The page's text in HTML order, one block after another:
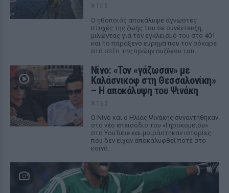
ΧΤΕΣ
Ο ηθοποιός αποκάλυψε άγνωστες
πτυχές της ζωής του σε συνέντευξη,
μιλώντας για τον εγκλεισμό του στο 401
και το παράξενο εύρημα που τον σόκαρε
στο σπίτι της πρώην συζύγου του.
Νίνο: «Τον «γάζωσαν» με
Καλάσνικοφ στη Θεσσαλονίκη»
– Η αποκάλυψη του Ψινάκη
ΧΤΕΣ
Ο Νίνο και ο Ηλίας Ψινάκης συναντήθηκαν
στο νέο επεισόδιο του «Γηροκομείου»
στο YouTube και μοιράστηκαν ιστορίες
που δεν είχαν αποκαλυφθεί ποτέ στο
κοινό.